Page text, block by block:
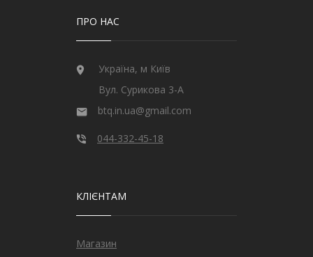
ПРО НАС
Україна, м Київ
Вул. Сурикова 3-А
btq.in.ua@gmail.com
044-332-45-18
КЛІЄНТАМ
Магазин